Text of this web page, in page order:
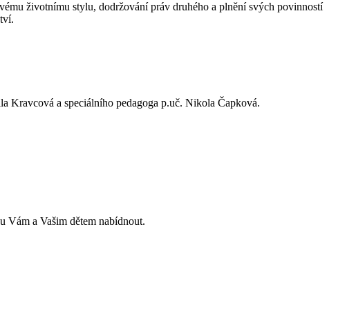
životnímu stylu, dodržování práv druhého a plnění svých povinností
Kravcová a speciálního pedagoga p.uč. Nikola Čapková.
Vám a Vašim dětem nabídnout.